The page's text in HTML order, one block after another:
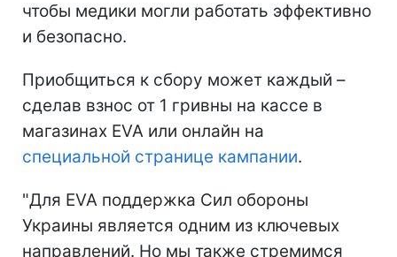
чтобы медики могли работать эффективно
и безопасно.
Приобщиться к сбору может каждый –
сделав взнос от 1 гривны на кассе в
магазинах EVA или онлайн на
специальной странице кампании.
"Для EVA поддержка Сил обороны
Украины является одним из ключевых
направлений. Но мы также стремимся